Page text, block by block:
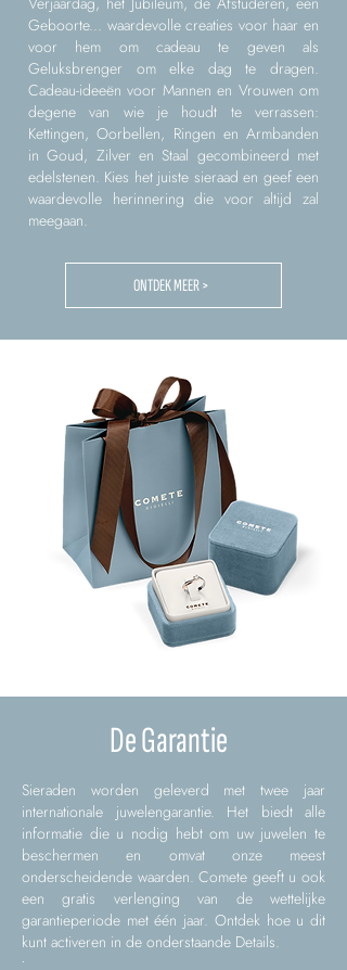
Geboorte... waardevolle creaties voor haar en
voor hem om cadeau te geven als
Geluksbrenger om elke dag te dragen.
Cadeau-ideeën voor Mannen en Vrouwen om
degene van wie je houdt te verrassen:
Kettingen, Oorbellen, Ringen en Armbanden
in Goud, Zilver en Staal gecombineerd met
edelstenen. Kies het juiste sieraad en geef een
waardevolle herinnering die voor altijd zal
meegaan.
ONTDEK MEER >
De Garantie
Sieraden worden geleverd met twee jaar
internationale juwelengarantie. Het biedt alle
informatie die u nodig hebt om uw juwelen te
beschermen en omvat onze meest
onderscheidende waarden. Comete geeft u ook
een gratis verlenging van de wettelijke
garantieperiode met één jaar. Ontdek hoe u dit
kunt activeren in de onderstaande Details.